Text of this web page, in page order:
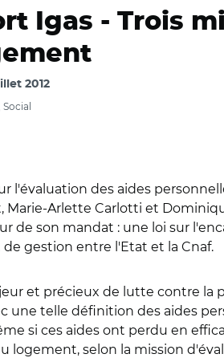
Igas - Trois
2012
l'évaluation des aides
Marie-Arlette Carlotti et
de son mandat : une loi sur
gestion entre l'Etat et la Cnaf.
et précieux de lutte contre la
une telle définition des aides
si ces aides ont perdu en
logement, selon la mission